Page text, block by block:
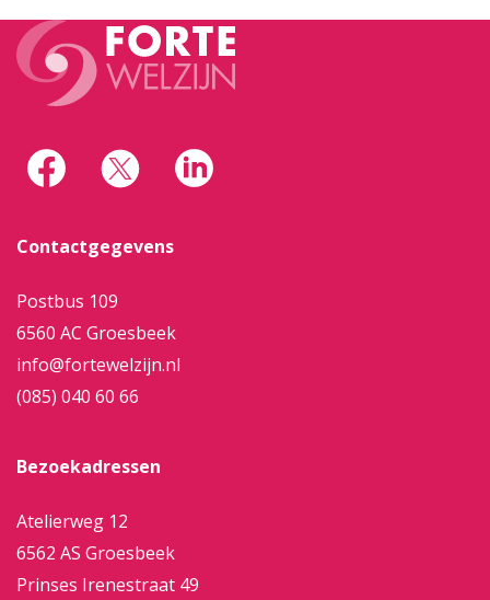
Contactgegevens
Postbus 109
6560 AC Groesbeek
info@fortewelzijn.nl
(085) 040 60 66
Bezoekadressen
Atelierweg 12
6562 AS Groesbeek
Prinses Irenestraat 49